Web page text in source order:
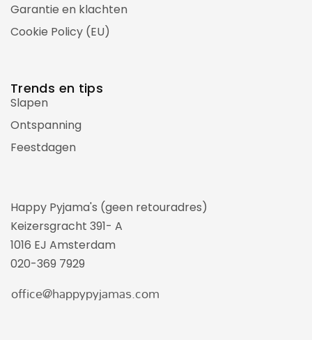
Garantie en klachten
Cookie Policy (EU)
Trends en tips
Slapen
Ontspanning
Feestdagen
Happy Pyjama's (geen retouradres)
Keizersgracht 391- A
1016 EJ Amsterdam
020-369 7929